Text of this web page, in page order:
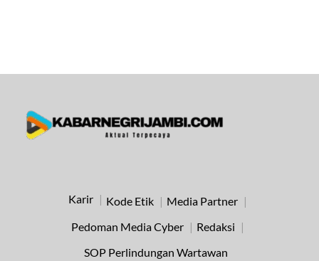
Karir Kode Etik
Media Partner
Pedoman Media Cyber
Redaksi
SOP Perlindungan Wartawan